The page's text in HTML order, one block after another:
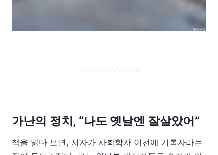
가난의 정치, “나도 옛날엔 잘살았어”
책을 읽다 보면, 저자가 사회학자 이전에 기록자라는